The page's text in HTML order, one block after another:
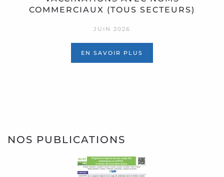
COMMERCIAUX (TOUS SECTEURS)
JUIN 2026
EN SAVOIR PLUS
NOS PUBLICATIONS